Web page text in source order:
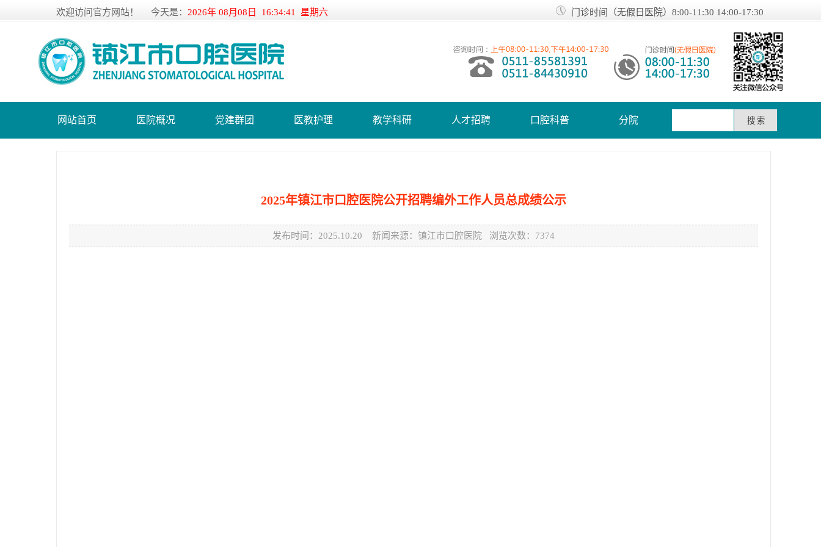
欢迎访问官方网站！ 今天是： 2026年 08月08日 16:34:41 星期六 门诊时间（无假日医院）8:00-11:30 14:00-17:30
网站首页 医院概况 党建群团 医教护理 教学科研 人才招聘 口腔科普 分院
2025年镇江市口腔医院公开招聘编外工作人员总成绩公示
发布时间：2025.10.20 新闻来源：镇江市口腔医院 浏览次数：7374